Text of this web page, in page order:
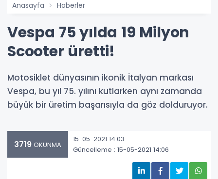
Anasayfa Haberler
Vespa 75 yılda 19 Milyon
Scooter üretti!
Motosiklet dünyasının ikonik İtalyan markası
Vespa, bu yıl 75. yılını kutlarken aynı zamanda
büyük bir üretim başarısıyla da göz dolduruyor.
3719 OKUNMA
15-05-2021 14:03
Güncelleme : 15-05-2021 14:06